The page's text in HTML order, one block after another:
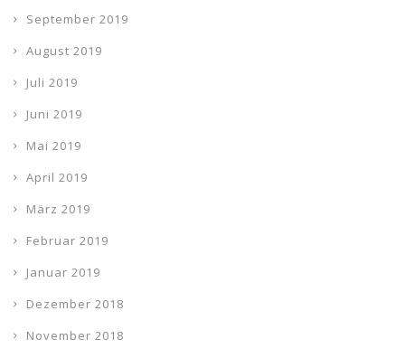
September 2019
August 2019
Juli 2019
Juni 2019
Mai 2019
April 2019
März 2019
Februar 2019
Januar 2019
Dezember 2018
November 2018